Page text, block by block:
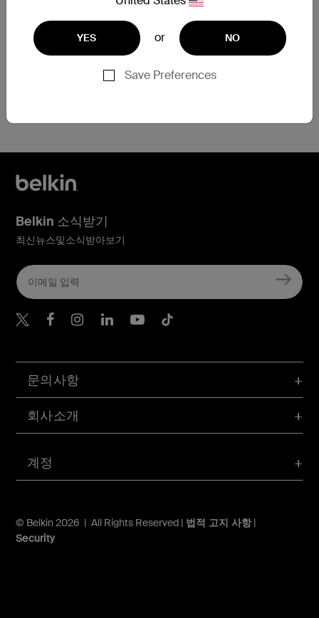
보증 교환 요청 제출
등록에 도움이 필요한 경우 지금 여기를 클릭
YES or NO
Save Preferences
계정
문의사항
회사소개
© Belkin 2026 | All Rights Reserved | 법적 고지 사항|
Security
Belkin 소식받기
최신뉴스및소식받아보기
Belkin Twitter